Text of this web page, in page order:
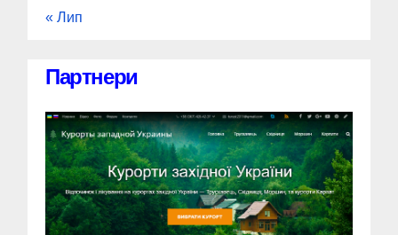
« Лип
Партнери